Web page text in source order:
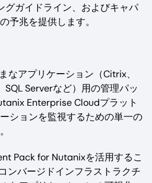
グガイドライン、およびキャパ
予兆を提供します。
なアプリケーション（Citrix、
Serverなど）用の管理パッ
Enterprise Cloudプラット
ションを監視するための単一の
Pack for Nutanixを活用するこ
ンバージドインフラストラクチ